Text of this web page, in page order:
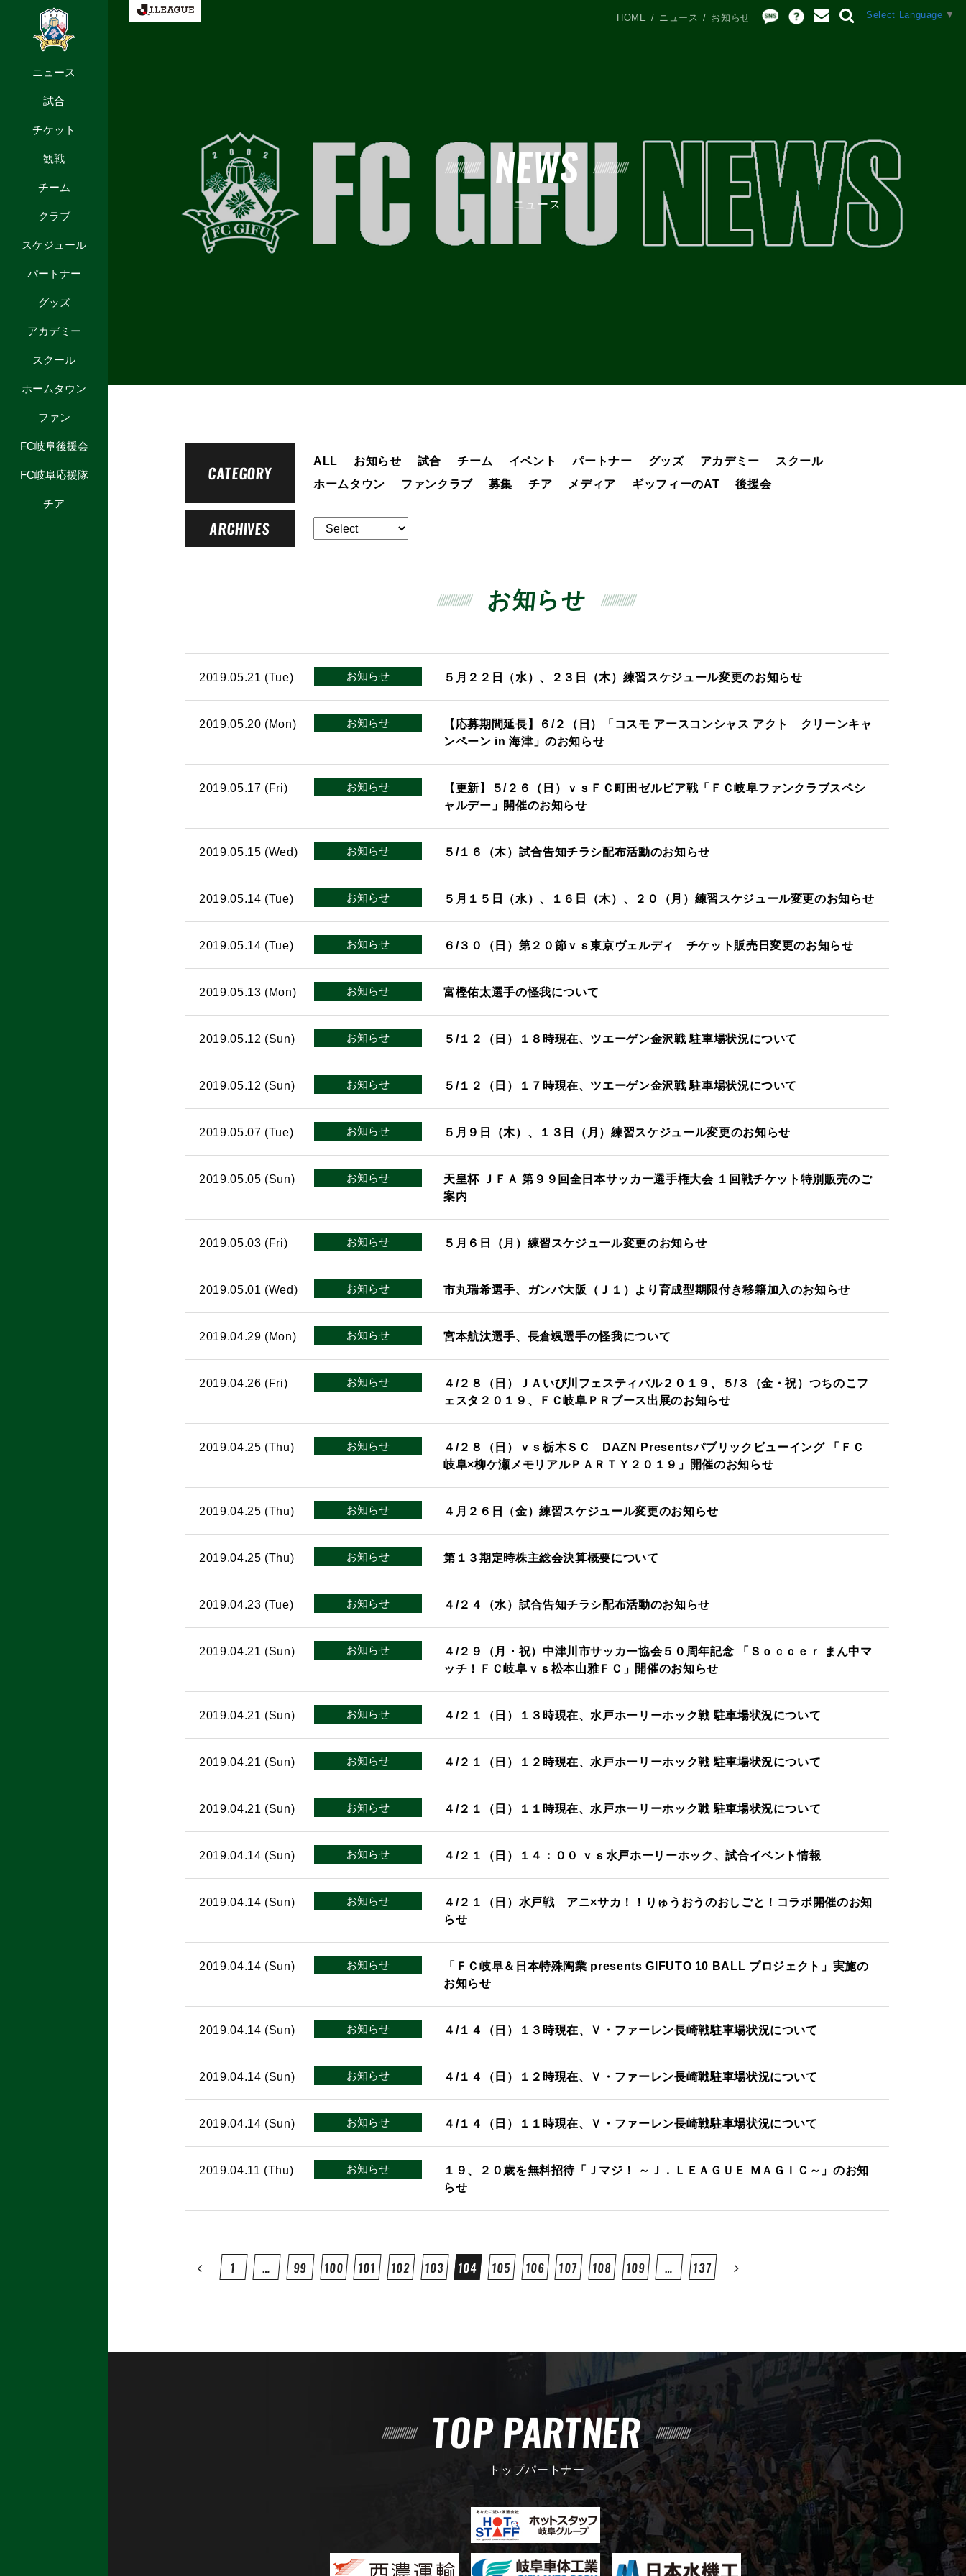
ニュース
試合
チケット
観戦
チーム
クラブ
スケジュール
パートナー
グッズ
アカデミー
スクール
ホームタウン
ファン
FC岐阜後援会
FC岐阜応援隊
チア
Select Language ▼
NEWS
ニュース
HOME ニュース お知らせ
CATEGORY
ALL お知らせ 試合 チーム イベント パートナー グッズ アカデミー
スクール
ホームタウン
ファンクラブ 募集 チア メディア ギッフィーのAT 後援会
ARCHIVES
お知らせ
2019.05.21 (Tue) お知らせ ５月２２日（水）、２３日（木）練習スケジュール変更のお知らせ
2019.05.20 (Mon) お知らせ
【応募期間延長】６/２（日）「コスモ アースコンシャス アクト クリーンキャ
ンペーン in 海津」のお知らせ
2019.05.17 (Fri) お知らせ
【更新】５/２６（日）ｖｓＦＣ町田ゼルビア戦「ＦＣ岐阜ファンクラブスペシ
ャルデー」開催のお知らせ
2019.05.15 (Wed) お知らせ ５/１６（木）試合告知チラシ配布活動のお知らせ
2019.05.14 (Tue) お知らせ ５月１５日（水）、１６日（木）、２０（月）練習スケジュール変更のお知らせ
2019.05.14 (Tue) お知らせ ６/３０（日）第２０節ｖｓ東京ヴェルディ チケット販売日変更のお知らせ
2019.05.13 (Mon) お知らせ 富樫佑太選手の怪我について
2019.05.12 (Sun) お知らせ ５/１２（日）１８時現在、ツエーゲン金沢戦 駐車場状況について
2019.05.12 (Sun) お知らせ ５/１２（日）１７時現在、ツエーゲン金沢戦 駐車場状況について
2019.05.07 (Tue) お知らせ ５月９日（木）、１３日（月）練習スケジュール変更のお知らせ
2019.05.05 (Sun) お知らせ
天皇杯 ＪＦＡ 第９９回全日本サッカー選手権大会 １回戦チケット特別販売のご
案内
2019.05.03 (Fri) お知らせ ５月６日（月）練習スケジュール変更のお知らせ
2019.05.01 (Wed) お知らせ 市丸瑞希選手、ガンバ大阪（Ｊ１）より育成型期限付き移籍加入のお知らせ
2019.04.29 (Mon) お知らせ 宮本航汰選手、長倉颯選手の怪我について
2019.04.26 (Fri) お知らせ
４/２８（日）ＪＡいび川フェスティバル２０１９、５/３（金・祝）つちのこフ
ェスタ２０１９、ＦＣ岐阜ＰＲブース出展のお知らせ
2019.04.25 (Thu) お知らせ
４/２８（日）ｖｓ栃木ＳＣ DAZN Presentsパブリックビューイング 「ＦＣ
岐阜×柳ケ瀬メモリアルＰＡＲＴＹ２０１９」開催のお知らせ
2019.04.25 (Thu) お知らせ ４月２６日（金）練習スケジュール変更のお知らせ
2019.04.25 (Thu) お知らせ 第１３期定時株主総会決算概要について
2019.04.23 (Tue) お知らせ ４/２４（水）試合告知チラシ配布活動のお知らせ
2019.04.21 (Sun) お知らせ
４/２９（月・祝）中津川市サッカー協会５０周年記念 「Ｓｏｃｃｅｒ まん中マ
ッチ！ＦＣ岐阜ｖｓ松本山雅ＦＣ」開催のお知らせ
2019.04.21 (Sun) お知らせ ４/２１（日）１３時現在、水戸ホーリーホック戦 駐車場状況について
2019.04.21 (Sun) お知らせ ４/２１（日）１２時現在、水戸ホーリーホック戦 駐車場状況について
2019.04.21 (Sun) お知らせ ４/２１（日）１１時現在、水戸ホーリーホック戦 駐車場状況について
2019.04.14 (Sun) お知らせ ４/２１（日）１４：００ ｖｓ水戸ホーリーホック、試合イベント情報
2019.04.14 (Sun) お知らせ
４/２１（日）水戸戦 アニ×サカ！！りゅうおうのおしごと！コラボ開催のお知
らせ
2019.04.14 (Sun) お知らせ
「ＦＣ岐阜＆日本特殊陶業 presents GIFUTO 10 BALL プロジェクト」実施の
お知らせ
2019.04.14 (Sun) お知らせ ４/１４（日）１３時現在、Ｖ・ファーレン長崎戦駐車場状況について
2019.04.14 (Sun) お知らせ ４/１４（日）１２時現在、Ｖ・ファーレン長崎戦駐車場状況について
2019.04.14 (Sun) お知らせ ４/１４（日）１１時現在、Ｖ・ファーレン長崎戦駐車場状況について
2019.04.11 (Thu) お知らせ
１９、２０歳を無料招待「Ｊマジ！ ～Ｊ．ＬＥＡＧＵＥ ＭＡＧＩＣ～」のお知
らせ
1 … 99 100 101 102 103 104 105 106 107 108 109 … 137
TOP PARTNER
トップパートナー